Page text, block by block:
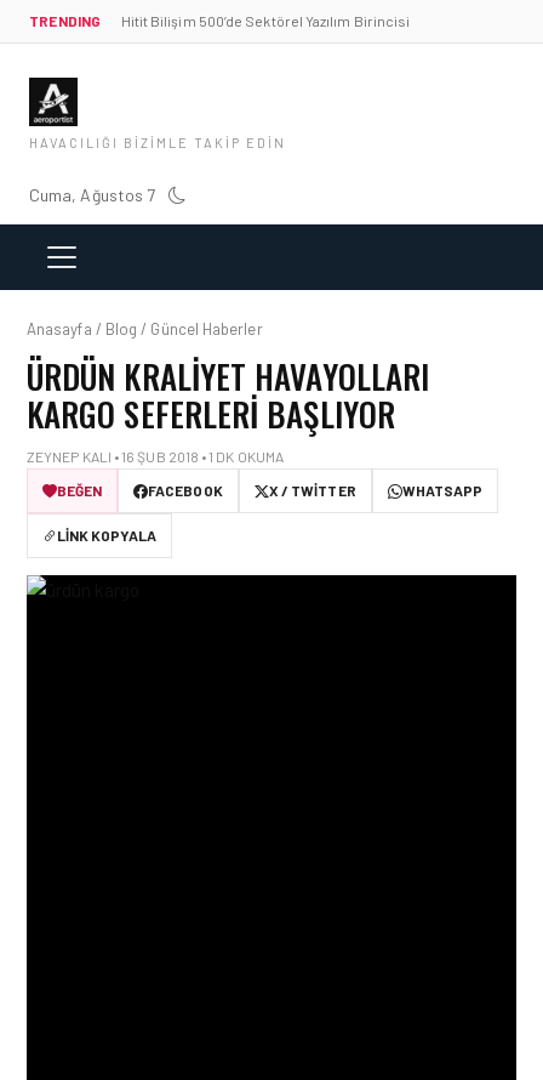
TRENDING Hitit Bilişim 500’de Sektörel Yazılım Birincisi
HAVACILIĞI BIZIMLE TAKIP EDIN
Cuma, Ağustos 7
Anasayfa / Blog / Güncel Haberler
ÜRDÜN KRALIYET HAVAYOLLARI
KARGO SEFERLERI BAŞLIYOR
ZEYNEP KALI • 16 ŞUB 2018 • 1 DK OKUMA
BEĞEN
FACEBOOK X / TWITTER WHATSAPP
LINK KOPYALA